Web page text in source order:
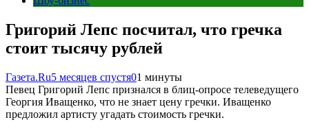
Григорий Лепс посчитал, что гречка
стоит тысячу рублей
Газета.Ru5 месяцев спустя01 минуты
Певец Григорий Лепс признался в блиц-опросе телеведущего
Георгия Иващенко, что не знает цену гречки. Иващенко
предложил артисту угадать стоимость гречки.